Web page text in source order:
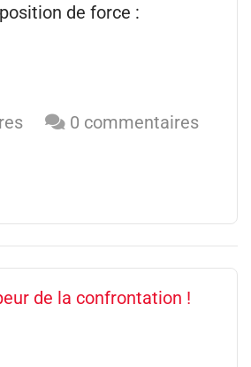
de force :
0 commentaires
de la confrontation !